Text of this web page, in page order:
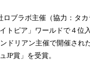
ロブラボ主催（協力：タ
トピア」ワールドで４位
ドリアン主催で開催され
JP賞」を受賞。